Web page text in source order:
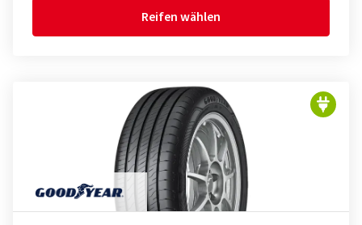
Reifen wählen